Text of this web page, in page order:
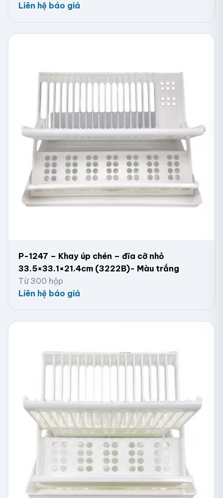
Liên hệ báo giá
P-1247 – Khay úp chén – đĩa cỡ nhỏ
33.5×33.1×21.4cm (3222B)- Màu trắng
Từ 300 hộp
Liên hệ báo giá